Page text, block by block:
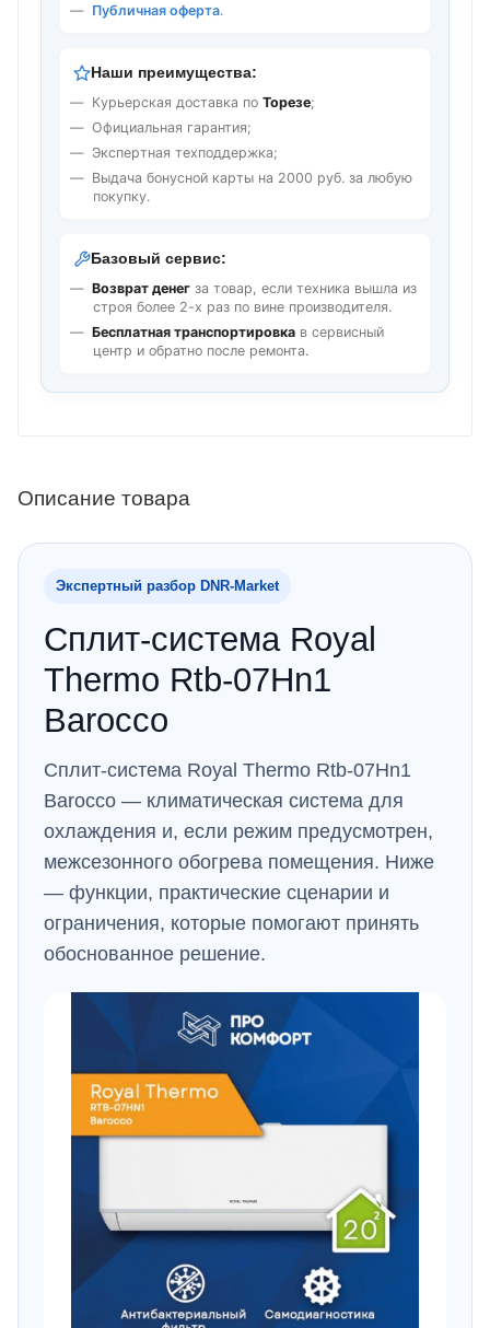
Публичная оферта.
Наши преимущества:
Курьерская доставка по Торезе;
Официальная гарантия;
Экспертная техподдержка;
Выдача бонусной карты на 2000 руб. за любую
покупку.
Базовый сервис:
Возврат денег за товар, если техника вышла из
строя более 2-х раз по вине производителя.
Бесплатная транспортировка в сервисный
центр и обратно после ремонта.
Описание товара
Экспертный разбор DNR‑Market
Сплит-система Royal
Thermo Rtb-07Hn1
Barocco
Сплит-система Royal Thermo Rtb-07Hn1
Barocco — климатическая система для
охлаждения и, если режим предусмотрен,
межсезонного обогрева помещения. Ниже
— функции, практические сценарии и
ограничения, которые помогают принять
обоснованное решение.